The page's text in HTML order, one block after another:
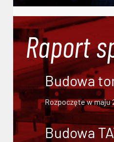
Raport
Budowa
Rozpoczęte w maju
Budowa